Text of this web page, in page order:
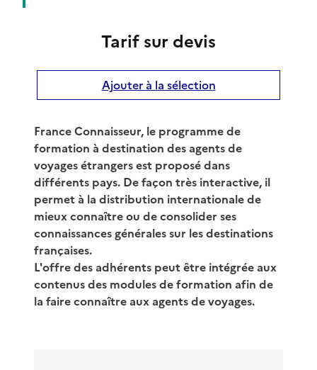
Tarif sur devis
Ajouter à la sélection
France Connaisseur, le programme de
formation à destination des agents de
voyages étrangers est proposé dans
différents pays. De façon très interactive, il
permet à la distribution internationale de
mieux connaître ou de consolider ses
connaissances générales sur les destinations
françaises.
L'offre des adhérents peut être intégrée aux
contenus des modules de formation afin de
la faire connaître aux agents de voyages.